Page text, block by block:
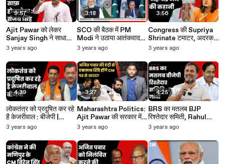
9:57
Ajit Pawar को लेकर
Sanjay Singh ने साधा
BJP पर निशाना, कहा-
Pawar| NCP| AAP
3 years ago
4:39
लोकतंत्र को प्रदूषित कर रहे
है केजरीवाल : बीजेपी |
Manish Sisodia |
Gaurav Bhatia
3 years ago
3:18
SCO की बैठक में PM
Modi ने उठाया आतंकवाद
का मुद्दा, मुँह देखते रह गया
China
3 years ago
3:27
Maharashtra Politics:
Ajit Pawar की सरकार में
Entry के बाद Eknath
आउट?| NCP
3 years ago
3:56
Congress की Supriya
Shrinate टमाटर, अदरक
लेकर पहुंचीं, सुना दी महंगाई
BJP
3 years ago
4:25
BRS का मतलब BJP
रिश्तेदार समिती, Rahul
Gandhi का Telangana में
Congress | Election
2023
3 years ago